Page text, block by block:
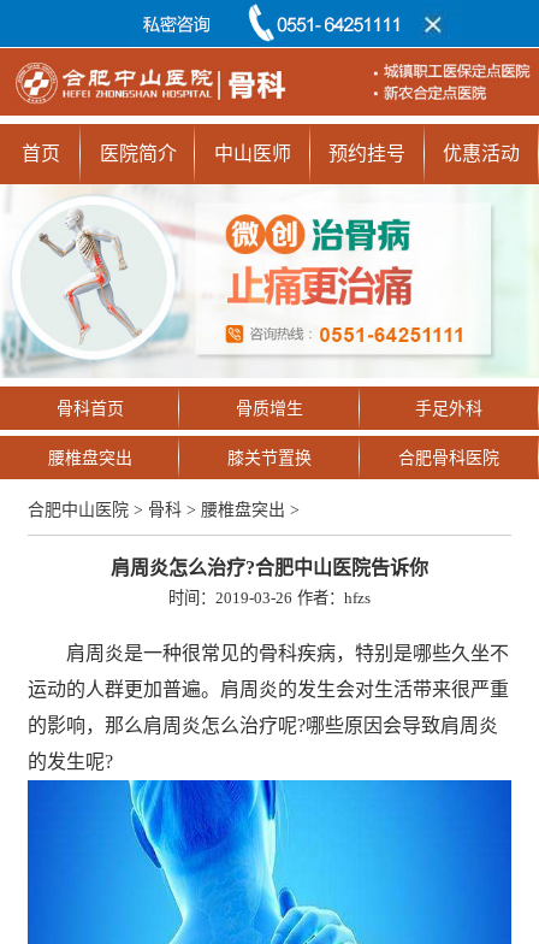
首页 医院简介 中山医师 预约挂号 优惠活动
骨科首页 骨质增生 手足外科
腰椎盘突出 膝关节置换 合肥骨科医院
合肥中山医院 > 骨科 >腰椎盘突出 >
肩周炎怎么治疗?合肥中山医院告诉你
时间：2019-03-26 作者：hfzs
肩周炎是一种很常见的骨科疾病，特别是哪些久坐不
运动的人群更加普遍。肩周炎的发生会对生活带来很严重
的影响，那么肩周炎怎么治疗呢?哪些原因会导致肩周炎
的发生呢?